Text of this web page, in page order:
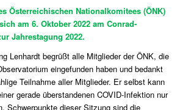
Österreichischen Nationalkomitees (ÖNK)
am 6. Oktober 2022 am Conrad-
Jahrestagung 2022.
Lenhardt begrüßt alle Mitglieder der ÖNK, die
eingefunden haben und bedankt
Teilnahme aller Mitglieder. Er selbst kann
gerade überstandenen COVID-Infektion nur
Schwerpunkte dieser Sitzung sind die